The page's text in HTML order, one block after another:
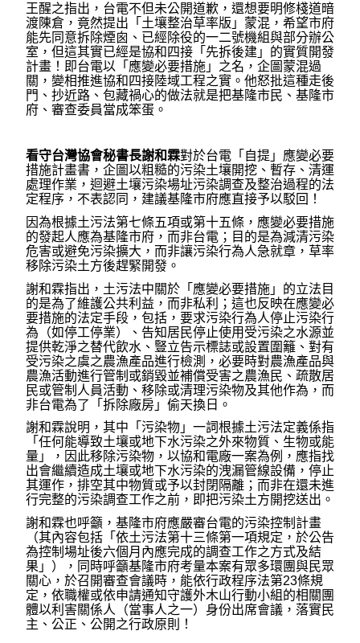
王醒之指出，台電不但未公開道歉，還想要明修棧道暗
渡陳倉，竟然提出「土壤整治草率版」蒙混，希望市府
能先同意拆除煙囪、已經除役的一二號機組與部分辦公
室，但這其實已經是協和四接「先拆後建」的實質開發
計畫！即台電以「應變必要措施」之名，企圖蒙混過
關，變相推進協和四接陸域工程之實。他怒批這種走後
門、抄近路、包藏禍心的做法就是把基隆市民、基隆市
府、審查委員當成笨蛋。
看守台灣協會秘書長謝和霖對於台電「自提」應變必要
措施計畫書，企圖以粗糙的污染土壤開挖、暫存、清運
處理作業，迴避土壤污染場址污染調查及整治過程的法
定程序，不表認同，建議基隆市府應直接予以駁回！
因為根據土污法第七條五項或第十五條，應變必要措施
的發起人應為基隆市府，而非台電；目的是為減清污染
危害或避免污染擴大，而非讓污染行為人急就章，草率
移除污染土方後趕緊開發。
謝和霖指出，土污法中關於「應變必要措施」的立法目
的是為了維護公共利益，而非私利；這也反映在應變必
要措施的法定手段，包括，要求污染行為人停止污染行
為（如停工停業）、告知居民停止使用受污染之水源並
提供乾淨之替代飲水、豎立告示標誌或設置圍籬、對有
受污染之虞之農漁產品進行檢測，必要時對農漁產品與
農漁活動進行管制或銷毀並補償受害之農漁民、疏散居
民或管制人員活動、移除或清理污染物及其他作為，而
非台電為了「拆除廠房」偷天換日。
謝和霖說明，其中「污染物」一詞根據土污法定義係指
「任何能導致土壤或地下水污染之外來物質、生物或能
量」，因此移除污染物，以協和電廠一案為例，應指找
出會繼續造成土壤或地下水污染的洩漏管線設備，停止
其運作，排空其中物質或予以封閉隔離；而非在還未進
行完整的污染調查工作之前，即把污染土方開挖送出。
謝和霖也呼籲，基隆市府應嚴審台電的污染控制計畫
（其內容包括「依土污法第十三條第一項規定，於公告
為控制場址後六個月內應完成的調查工作之方式及結
果」），同時呼籲基隆市府考量本案有眾多環團與民眾
關心，於召開審查會議時，能依行政程序法第23條規
定，依職權或依申請通知守護外木山行動小組的相關團
體以利害關係人（當事人之一）身份出席會議，落實民
主、公正、公開之行政原則！